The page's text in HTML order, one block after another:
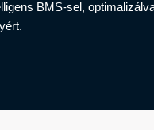
BMS-sel,